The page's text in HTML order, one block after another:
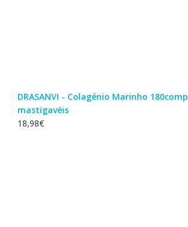
DRASANVI - Colagénio Marinho 180comp
mastigavéis
18,98€